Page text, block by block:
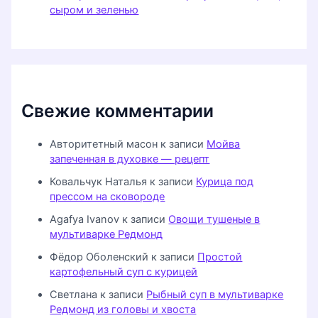
сыром и зеленью
Свежие комментарии
Авторитетный масон к записи Мойва
запеченная в духовке — рецепт
Ковальчук Наталья к записи Курица под
прессом на сковороде
Agafya Ivanov к записи Овощи тушеные в
мультиварке Редмонд
Фёдор Оболенский к записи Простой
картофельный суп с курицей
Светлана к записи Рыбный суп в мультиварке
Редмонд из головы и хвоста